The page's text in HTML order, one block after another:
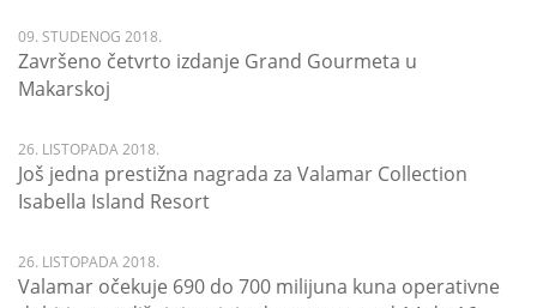
09. STUDENOG 2018.
Završeno četvrto izdanje Grand Gourmeta u
Makarskoj
26. LISTOPADA 2018.
Još jedna prestižna nagrada za Valamar Collection
Isabella Island Resort
26. LISTOPADA 2018.
Valamar očekuje 690 do 700 milijuna kuna operativne